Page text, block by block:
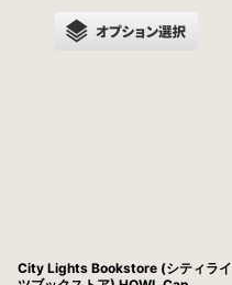
City Lights Bookstore (シティライ